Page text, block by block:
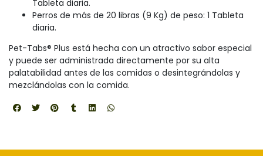
Tableta diaria.
Perros de más de 20 libras (9 Kg) de peso: 1 Tableta
diaria.
Pet-Tabs® Plus está hecha con un atractivo sabor especial
y puede ser administrada directamente por su alta
palatabilidad antes de las comidas o desintegrándolas y
mezclándolas con la comida.